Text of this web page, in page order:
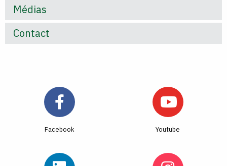
Médias
Contact
Facebook Youtube